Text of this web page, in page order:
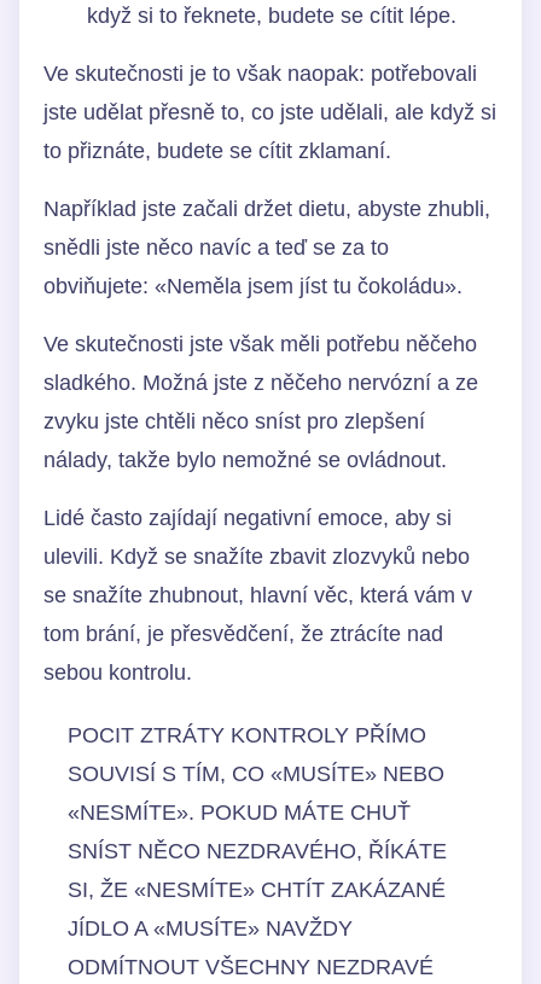
když si to řeknete, budete se cítit lépe.
Ve skutečnosti je to však naopak: potřebovali
jste udělat přesně to, co jste udělali, ale když si
to přiznáte, budete se cítit zklamaní.
Například jste začali držet dietu, abyste zhubli,
snědli jste něco navíc a teď se za to
obviňujete: «Neměla jsem jíst tu čokoládu».
Ve skutečnosti jste však měli potřebu něčeho
sladkého. Možná jste z něčeho nervózní a ze
zvyku jste chtěli něco sníst pro zlepšení
nálady, takže bylo nemožné se ovládnout.
Lidé často zajídají negativní emoce, aby si
ulevili. Když se snažíte zbavit zlozvyků nebo
se snažíte zhubnout, hlavní věc, která vám v
tom brání, je přesvědčení, že ztrácíte nad
sebou kontrolu.
POCIT ZTRÁTY KONTROLY PŘÍMO
SOUVISÍ S TÍM, CO «MUSÍTE» NEBO
«NESMÍTE». POKUD MÁTE CHUŤ
SNÍST NĚCO NEZDRAVÉHO, ŘÍKÁTE
SI, ŽE «NESMÍTE» CHTÍT ZAKÁZANÉ
JÍDLO A «MUSÍTE» NAVŽDY
ODMÍTNOUT VŠECHNY NEZDRAVÉ